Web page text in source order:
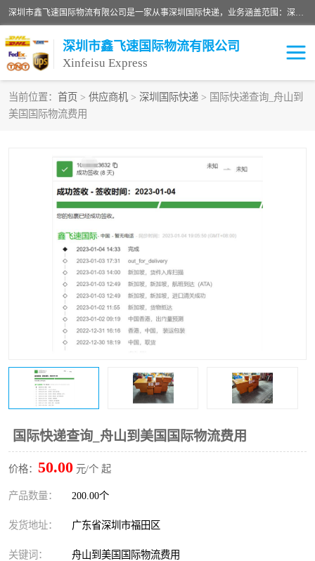
深圳市鑫飞速国际物流有限公司是一家从事深圳国际快递，业务涵盖范围：深圳DHL国际快递、深圳国际快递公司、深圳国际物流公司、深圳国际快递、深圳DHL国际快递电话可拨打全国服务热线：15019287411。欢迎各位亲来人来电到我司洽谈合作。
深圳市鑫飞速国际物流有限公司
Xinfeisu Express
当前位置： 首页 > 供应商机 > 深圳国际快递 > 国际快递查询_舟山到
美国国际物流费用
国际快递查询_舟山到美国国际物流费用
价格： 50.00 元/个 起
产品数量： 200.00个
发货地址： 广东省深圳市福田区
关键词： 舟山到美国国际物流费用
联邦快递
深圳DHL国际快递 伊朗快递
深圳国际物流公司
DHL国际快递电话 深圳国际快递
新能源电池出口物流